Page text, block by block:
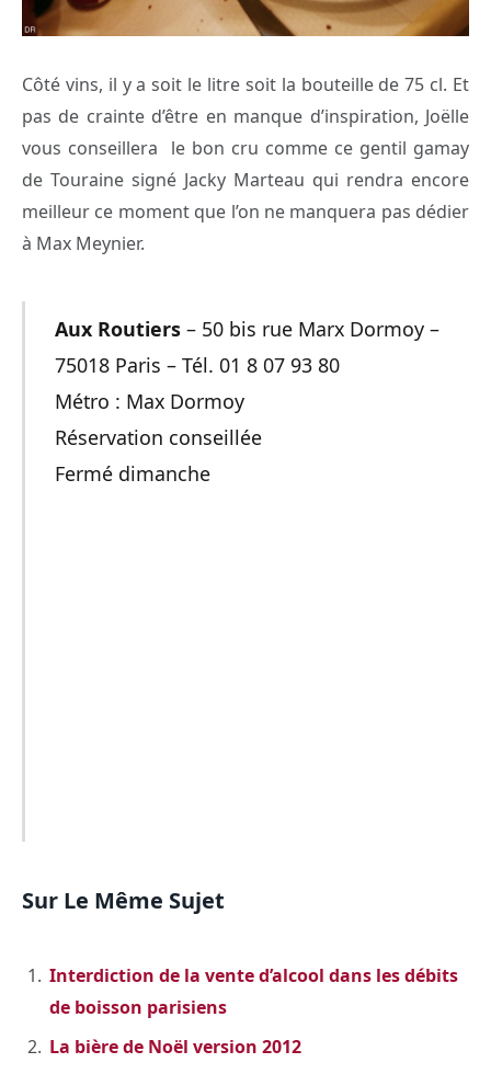
Côté vins, il y a soit le litre soit la bouteille de 75 cl. Et
pas de crainte d’être en manque d’inspiration, Joëlle
vous conseillera le bon cru comme ce gentil gamay
de Touraine signé Jacky Marteau qui rendra encore
meilleur ce moment que l’on ne manquera pas dédier
à Max Meynier.
Aux Routiers– 50 bis rue Marx Dormoy –
75018 Paris – Tél. 01 8 07 93 80
Métro : Max Dormoy
Réservation conseillée
Fermé dimanche
Sur Le Même Sujet
Interdiction de la vente d’alcool dans les débits
de boisson parisiens
La bière de Noël version 2012